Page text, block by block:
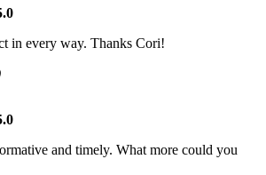
in every way. Thanks Cori!
and timely. What more could you